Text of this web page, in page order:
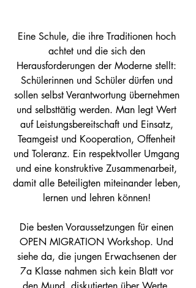
Eine Schule, die ihre Traditionen hoch
achtet und die sich den
Herausforderungen der Moderne stellt:
Schülerinnen und Schüler dürfen und
sollen selbst Verantwortung übernehmen
und selbsttätig werden. Man legt Wert
auf Leistungsbereitschaft und Einsatz,
Teamgeist und Kooperation, Offenheit
und Toleranz. Ein respektvoller Umgang
und eine konstruktive Zusammenarbeit,
damit alle Beteiligten miteinander leben,
lernen und lehren können!
Die besten Voraussetzungen für einen
OPEN MIGRATION Workshop. Und
siehe da, die jungen Erwachsenen der
7a Klasse nahmen sich kein Blatt vor